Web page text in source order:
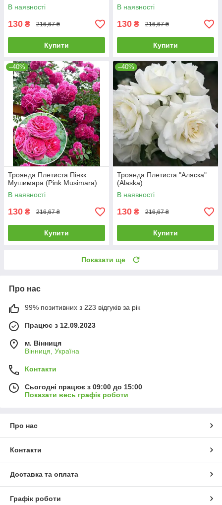
В наявності
130 ₴ 216,67 ₴
Купити
В наявності
130 ₴ 216,67 ₴
Купити
–40%
Троянда Плетиста Пінкк
Мушимара (Pink Musimara)
В наявності
130 ₴ 216,67 ₴
Купити
–40%
Троянда Плетиста "Аляска"
(Alaska)
В наявності
130 ₴ 216,67 ₴
Купити
Показати ще
Про нас
99% позитивних з 223 відгуків за рік
Працює з 12.09.2023
м. Вінниця
Вінниця, Україна
Контакти
Сьогодні працює з 09:00 до 15:00
Показати весь графік роботи
Про нас
Контакти
Доставка та оплата
Графік роботи